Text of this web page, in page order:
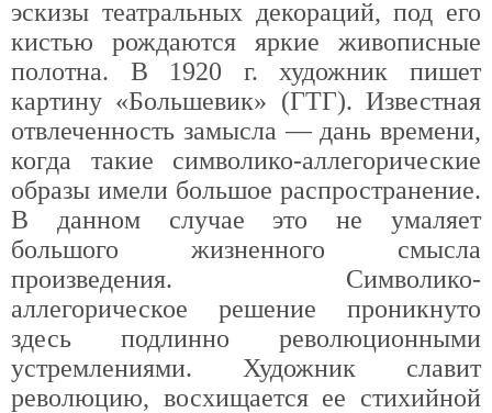
эскизы театральных декораций, под его
кистью рождаются яркие живописные
полотна. В 1920 г. художник пишет
картину «Большевик» (ГТГ). Известная
отвлеченность замысла — дань времени,
когда такие символико-аллегорические
образы имели большое распространение.
В данном случае это не умаляет
большого жизненного смысла
произведения. Символико-
аллегорическое решение проникнуто
здесь подлинно революционными
устремлениями. Художник славит
революцию, восхищается ее стихийной